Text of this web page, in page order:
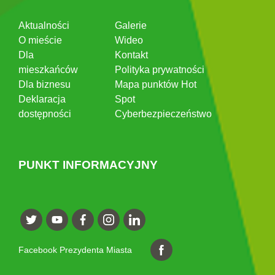
Aktualności
O mieście
Dla
mieszkańców
Dla biznesu
Deklaracja
dostępności
Galerie
Wideo
Kontakt
Polityka prywatności
Mapa punktów Hot
Spot
Cyberbezpieczeństwo
PUNKT INFORMACYJNY
Facebook Prezydenta Miasta